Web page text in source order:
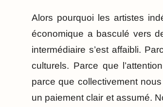
Alors pourquoi les artistes
économique a basculé vers
intermédiaire s’est affaibli.
culturels. Parce que
parce que collectivement
un paiement clair et assumé.